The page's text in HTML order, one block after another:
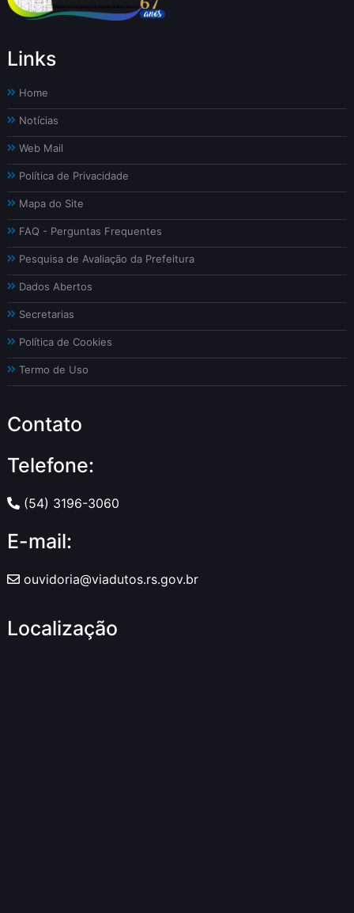
Links
Home
Notícias
Web Mail
Política de Privacidade
Mapa do Site
FAQ - Perguntas Frequentes
Pesquisa de Avaliação da Prefeitura
Dados Abertos
Secretarias
Política de Cookies
Termo de Uso
Contato
Telefone:
(54) 3196-3060
E-mail:
ouvidoria@viadutos.rs.gov.br
Localização